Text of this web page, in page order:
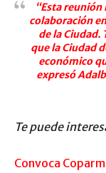
“Esta reunión
colaboración
de la Ciudad.
que la Ciudad
económico
expresó
Te puede
Convoca